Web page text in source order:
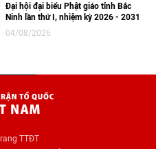
Đại hội đại biểu Phật giáo tỉnh Bắc
Ninh lần thứ I, nhiệm kỳ 2026 - 2031
04/08/2026
TTĐT